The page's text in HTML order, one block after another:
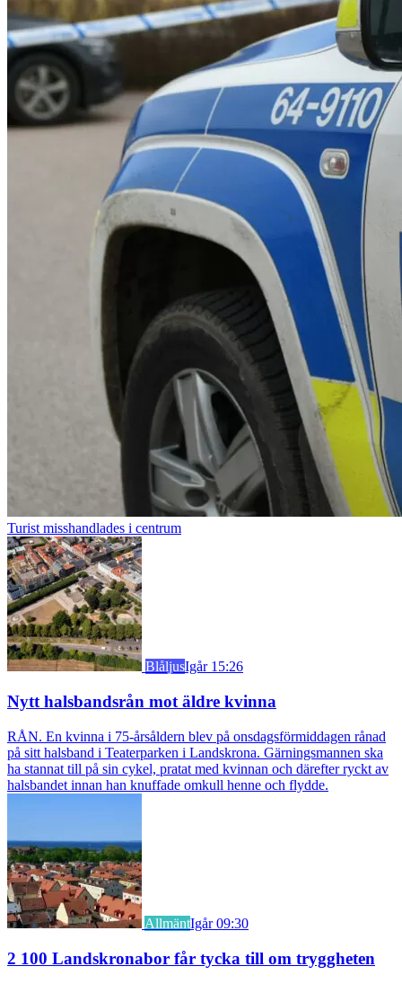
Turist misshandlades i centrum
BlåljusIgår 15:26
Nytt halsbandsrån mot äldre kvinna
RÅN. En kvinna i 75-årsåldern blev på onsdagsförmiddagen rånad
på sitt halsband i Teaterparken i Landskrona. Gärningsmannen ska
ha stannat till på sin cykel, pratat med kvinnan och därefter ryckt av
halsbandet innan han knuffade omkull henne och flydde.
AllmäntIgår 09:30
2 100 Landskronabor får tycka till om tryggheten